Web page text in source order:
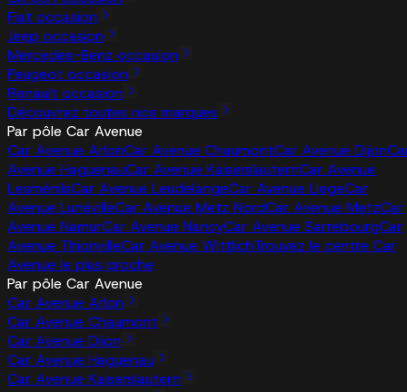
Fiat occasion
Jeep occasion
Mercedes-Benz occasion
Peugeot occasion
Renault occasion
Découvrez toutes nos marques
Par pôle Car Avenue
Car Avenue ArlonCar Avenue ChaumontCar Avenue Dijon
Avenue HaguenauCar Avenue KaiserslauternCar Avenue
LesménilsCar Avenue LeudelangeCar Avenue LiegeCar
Avenue LunévilleCar Avenue Metz NordCar Avenue MetzCar
Avenue NamurCar Avenue NancyCar Avenue SarrebourgCar
Avenue ThionvilleCar Avenue WittlichTrouvez le centre Car
Avenue le plus proche
Par pôle Car Avenue
Car Avenue Arlon
Car Avenue Chaumont
Car Avenue Dijon
Car Avenue Haguenau
Car Avenue Kaiserslautern